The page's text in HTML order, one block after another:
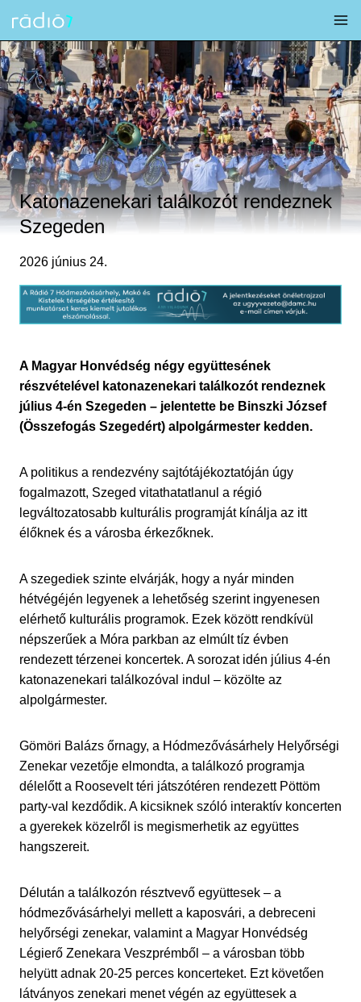
content
Katonazenekari találkozót rendeznek
Szegeden
2026 június 24.
A Magyar Honvédség négy együttesének
részvételével katonazenekari találkozót rendeznek
július 4-én Szegeden – jelentette be Binszki József
(Összefogás Szegedért) alpolgármester kedden.
A politikus a rendezvény sajtótájékoztatóján úgy
fogalmazott, Szeged vitathatatlanul a régió
legváltozatosabb kulturális programját kínálja az itt
élőknek és a városba érkezőknek.
A szegediek szinte elvárják, hogy a nyár minden
hétvégéjén legyenek a lehetőség szerint ingyenesen
elérhető kulturális programok. Ezek között rendkívül
népszerűek a Móra parkban az elmúlt tíz évben
rendezett térzenei koncertek. A sorozat idén július 4-én
katonazenekari találkozóval indul – közölte az
alpolgármester.
Gömöri Balázs őrnagy, a Hódmezővásárhely Helyőrségi
Zenekar vezetője elmondta, a találkozó programja
délelőtt a Roosevelt téri játszótéren rendezett Pöttöm
party-val kezdődik. A kicsiknek szóló interaktív koncerten
a gyerekek közelről is megismerhetik az együttes
hangszereit.
Délután a találkozón résztvevő együttesek – a
hódmezővásárhelyi mellett a kaposvári, a debreceni
helyőrségi zenekar, valamint a Magyar Honvédség
Légierő Zenekara Veszprémből – a városban több
helyütt adnak 20-25 perces koncerteket. Ezt követően
látványos zenekari menet végén az együttesek a